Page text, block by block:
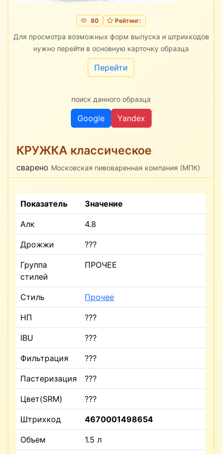
80 Рейтинг:
Для просмотра возможных форм выпуска и штрихкодов
нужно перейти в основную карточку образца
Перейти
поиск данного образца
Google Yandex
КРУЖКА классическое
сварено Московская пивоваренная компания (МПК)
Показатель Значение
Алк 4.8
Дрожжи ???
Группа
стилей
ПРОЧЕЕ
Стиль Прочее
НП ???
IBU ???
Фильтрация ???
Пастеризация ???
Цвет(SRM) ???
Штрихкод 4670001498654
Объем 1.5 л